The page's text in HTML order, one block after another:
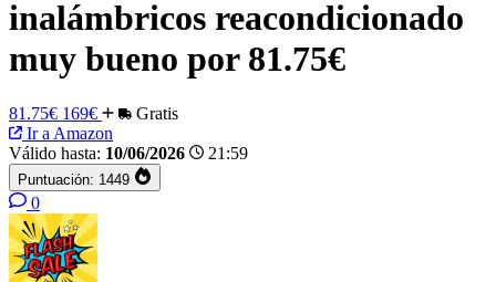
inalámbricos reacondicionado
muy bueno por 81.75€
81.75€ 169€
Gratis
Ir a Amazon
Válido hasta: 10/06/2026 21:59
Puntuación: 1449
0